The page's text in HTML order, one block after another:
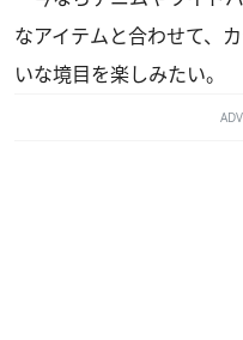
なアイテムと合わせて、
いな境目を楽しみたい。